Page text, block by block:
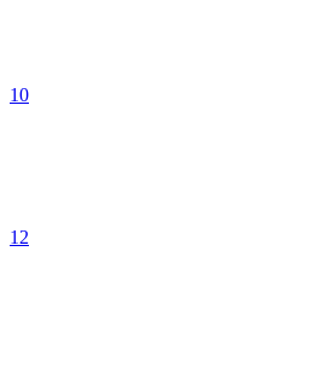
10
12